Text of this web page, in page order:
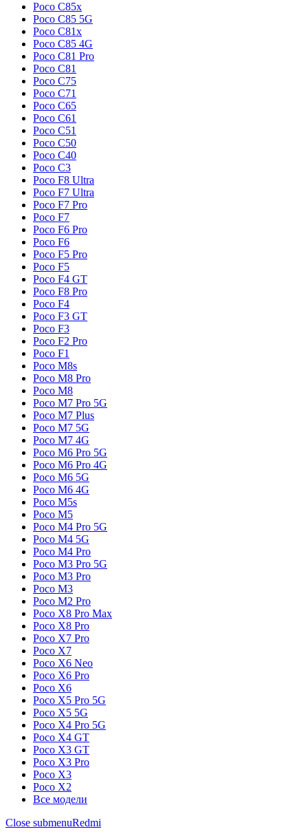
Poco C85x
Poco C85 5G
Poco C81x
Poco C85 4G
Poco C81 Pro
Poco C81
Poco C75
Poco C71
Poco C65
Poco C61
Poco C51
Poco C50
Poco C40
Poco C3
Poco F8 Ultra
Poco F7 Ultra
Poco F7 Pro
Poco F7
Poco F6 Pro
Poco F6
Poco F5 Pro
Poco F5
Poco F4 GT
Poco F8 Pro
Poco F4
Poco F3 GT
Poco F3
Poco F2 Pro
Poco F1
Poco M8s
Poco M8 Pro
Poco M8
Poco M7 Pro 5G
Poco M7 Plus
Poco M7 5G
Poco M7 4G
Poco M6 Pro 5G
Poco M6 Pro 4G
Poco M6 5G
Poco M6 4G
Poco M5s
Poco M5
Poco M4 Pro 5G
Poco M4 5G
Poco M4 Pro
Poco M3 Pro 5G
Poco M3 Pro
Poco M3
Poco M2 Pro
Poco X8 Pro Max
Poco X8 Pro
Poco X7 Pro
Poco X7
Poco X6 Neo
Poco X6 Pro
Poco X6
Poco X5 Pro 5G
Poco X5 5G
Poco X4 Pro 5G
Poco X4 GT
Poco X3 GT
Poco X3 Pro
Poco X3
Poco X2
Все модели
Close submenuRedmi